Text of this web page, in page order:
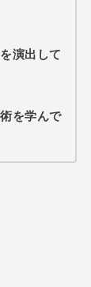
演出して
を学んで